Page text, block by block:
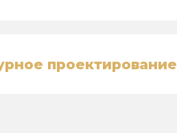
проектирование